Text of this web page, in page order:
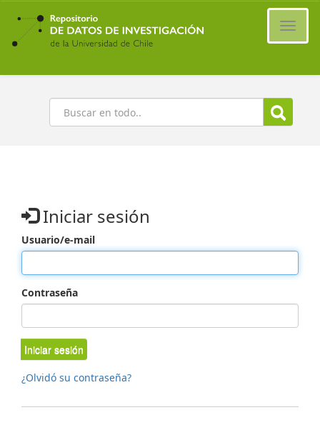
Ir
contenido
principal
Buscar
Iniciar sesión
Usuario/e-mail
Contraseña
Iniciar sesión
¿Olvidó su contraseña?